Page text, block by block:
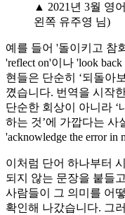
▲ 2021년 3월 영
왼쪽 유주영 님)
예를 들어 '돌이키고 참
'reflect on'이나 'look
현들은 단순히 ‘되돌아
꼈습니다. 번역을 시작
단순한 회상이 아니라 ‘
하는 것’에 가깝다는 사
'acknowledge the error
이처럼 단어 하나부터
되지 않는 문장을 붙들
사람들이 그 의미를 어
확인해 나갔습니다. 그